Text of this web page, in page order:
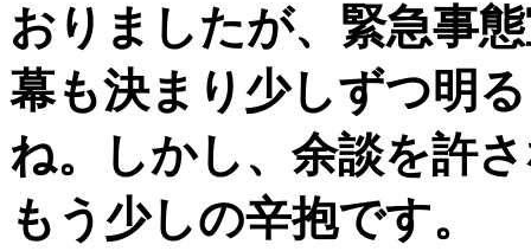
おりましたが、緊急事
幕も決まり少しずつ明
ね。しかし、余談を許
もう少しの辛抱です。